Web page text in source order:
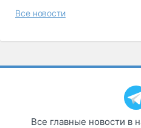
Все новости
Все главные новости в